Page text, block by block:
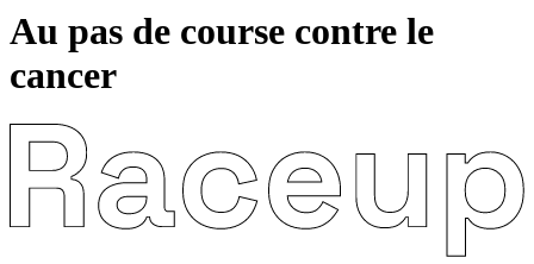
Au pas de course contre le
cancer